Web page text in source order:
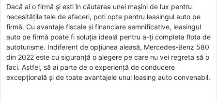
Dacă ai o firmă și ești în căutarea unei mașini de lux pentru
necesitățile tale de afaceri, poți opta pentru leasingul auto pe
firmă. Cu avantaje fiscale și financiare semnificative, leasingul
auto pe firmă poate fi soluția ideală pentru a-ți completa flota de
autoturisme. Indiferent de opțiunea aleasă, Mercedes-Benz 580
din 2022 este cu siguranță o alegere pe care nu vei regreta să o
faci. Astfel, să ai parte de o experiență de conducere
excepțională și de toate avantajele unui leasing auto convenabil.